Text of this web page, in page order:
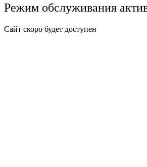
Режим обслуживания
Сайт скоро будет доступен